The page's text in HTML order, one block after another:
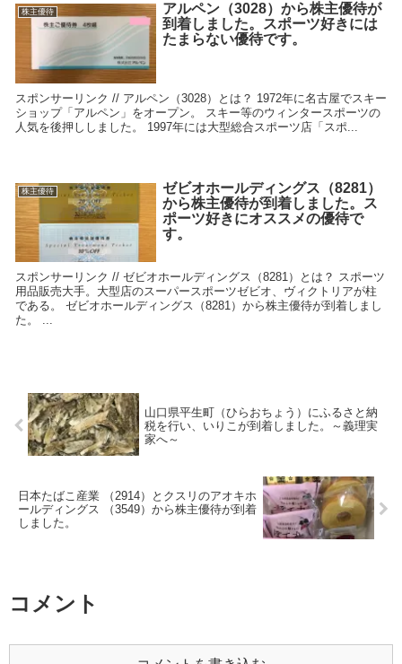
株主優待
アルペン（3028）から株主優待が
到着しました。スポーツ好きには
たまらない優待です。
スポンサーリンク // アルペン（3028）とは？ 1972年に名古屋でスキー
ショップ「アルペン」をオープン。 スキー等のウィンタースポーツの
人気を後押ししました。 1997年には大型総合スポーツ店「スポ...
株主優待
ゼビオホールディングス（8281）
から株主優待が到着しました。ス
ポーツ好きにオススメの優待で
す。
スポンサーリンク // ゼビオホールディングス（8281）とは？ スポーツ
用品販売大手。大型店のスーパースポーツゼビオ、ヴィクトリアが柱
である。 ゼビオホールディングス（8281）から株主優待が到着しまし
た。 ...
山口県平生町（ひらおちょう）にふるさと納
税を行い、いりこが到着しました。～義理実
家へ～
日本たばこ産業 （2914）とクスリのアオキホ
ールディングス （3549）から株主優待が到着
しました。
コメント